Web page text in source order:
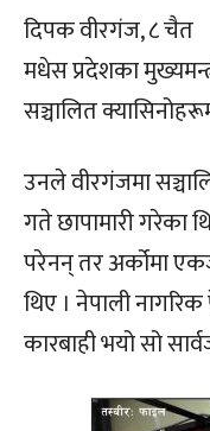
दिपक वीरगंज, ८ चैत
मधेस प्रदेशका
सञ्चालित
उनले वीरगंजमा
गते छापामारी गरेका
परेनन् तर अर्कोमा
थिए । नेपाली
कारबाही भयो सो